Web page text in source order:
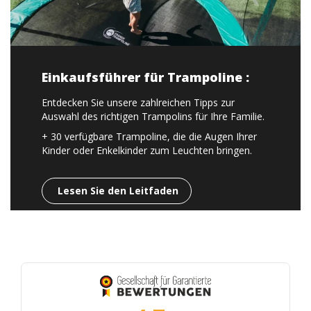
Einkaufsführer für Trampoline :
Entdecken Sie unsere zahlreichen Tipps zur
Auswahl des richtigen Trampolins für Ihre Familie.
+ 30 verfügbare Trampoline, die die Augen Ihrer
Kinder oder Enkelkinder zum Leuchten bringen.
Lesen Sie den Leitfaden